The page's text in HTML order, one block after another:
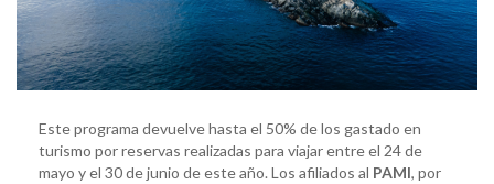
Este programa devuelve hasta el 50% de los gastado en
turismo por reservas realizadas para viajar entre el 24 de
mayo y el 30 de junio de este año. Los afiliados al PAMI, por